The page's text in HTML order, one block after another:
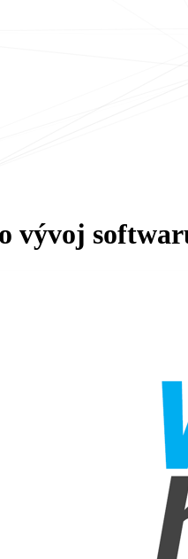
vývoj